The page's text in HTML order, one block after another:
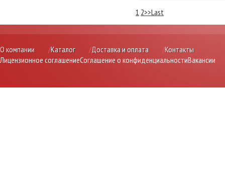
1 2>>Last
О компании Каталог Доставка и оплата
Контакты
Лицензионное соглашениеСоглашение о конфиденциальностиВакансии